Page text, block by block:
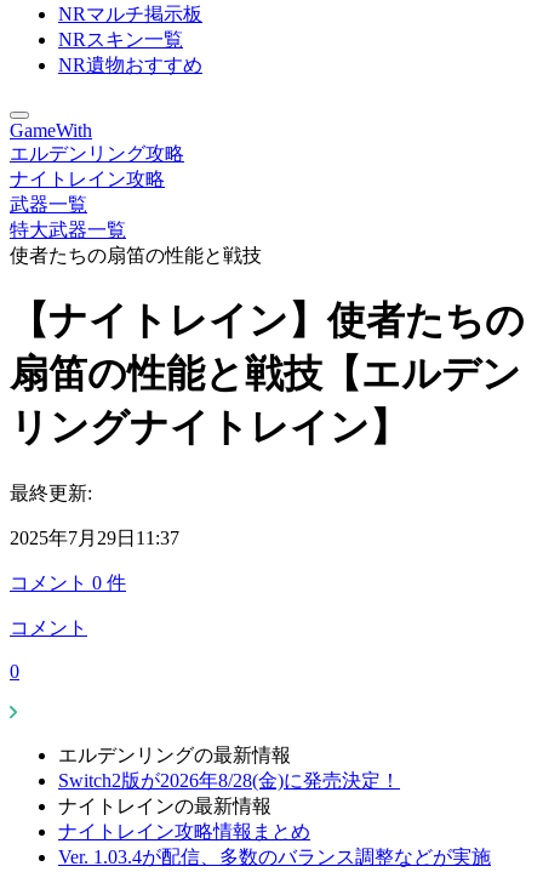
NRマルチ掲示板
NRスキン一覧
NR遺物おすすめ
GameWith
エルデンリング攻略
ナイトレイン攻略
武器一覧
特大武器一覧
使者たちの扇笛の性能と戦技
【ナイトレイン】使者たちの
扇笛の性能と戦技【エルデン
リングナイトレイン】
最終更新:
2025年7月29日11:37
コメント 0 件
コメント
0
エルデンリングの最新情報
Switch2版が2026年8/28(金)に発売決定！
ナイトレインの最新情報
ナイトレイン攻略情報まとめ
Ver. 1.03.4が配信、多数のバランス調整などが実施